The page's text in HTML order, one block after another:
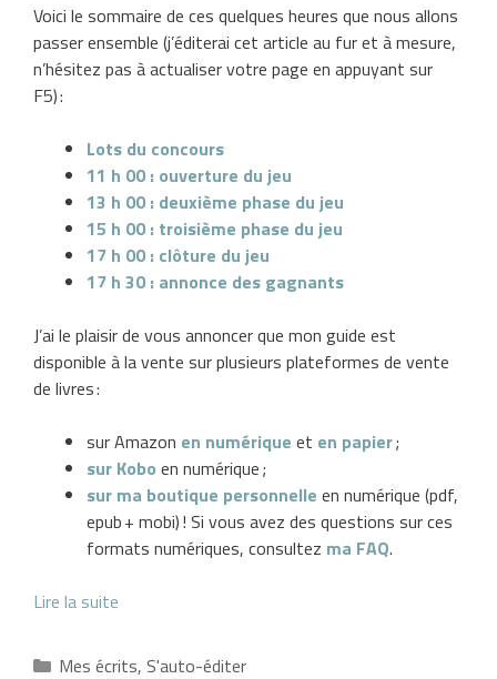
Voici le sommaire de ces quelques heures que nous allons
passer ensemble (j’éditerai cet article au fur et à mesure,
n’hésitez pas à actualiser votre page en appuyant sur
F5) :
Lots du concours
11 h 00 : ouverture du jeu
13 h 00 : deuxième phase du jeu
15 h 00 : troisième phase du jeu
17 h 00 : clôture du jeu
17 h 30 : annonce des gagnants
J’ai le plaisir de vous annoncer que mon guide est
disponible à la vente sur plusieurs plateformes de vente
de livres :
sur Amazon en numérique et en papier;
sur Kobo en numérique ;
sur ma boutique personnelle en numérique (pdf,
epub + mobi) ! Si vous avez des questions sur ces
formats numériques, consultez ma FAQ.
Lire la suite
Catégories
Mes écrits, S'auto-éditer